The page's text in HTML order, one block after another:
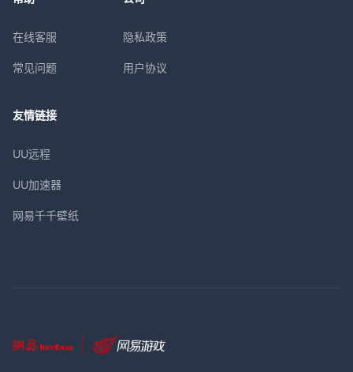
在线客服
常见问题
隐私政策
用户协议
友情链接
UU远程
UU加速器
网易千千壁纸